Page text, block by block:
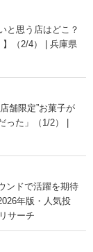
と思う店はどこ？
】（2/4） | 兵庫県
舗限定”お菓子が
た」（1/2） |
ンドで活躍を期待
年版・人気投
サーチ